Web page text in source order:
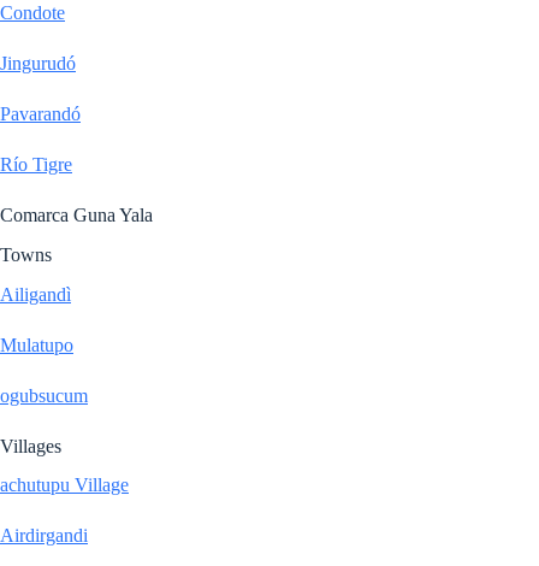
Condote
Jingurudó
Pavarandó
Río Tigre
Comarca Guna Yala
Towns
Ailigandì
Mulatupo
ogubsucum
Villages
achutupu Village
Airdirgandi